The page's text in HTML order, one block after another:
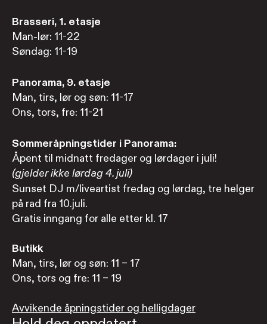
Brasseri, 1. etasje
Man-lør: 11-22
Søndag: 11-19
Panorama, 9. etasje
Man, tirs, lør og søn: 11-17
Ons, tors, fre: 11-21
Sommeråpningstider i Panorama:
Åpent til midnatt fredager og lørdager i juli!
(gjelder ikke lørdag 4. juli)
Sunset DJ m/liveartist fredag og lørdag, tre helger
på rad fra 10.juli.
Gratis inngang for alle etter kl. 17
Butikk
Man, tirs, lør og søn: 11 – 17
Ons, tors og fre: 11 – 19
Avvikende åpningstider og helligdager